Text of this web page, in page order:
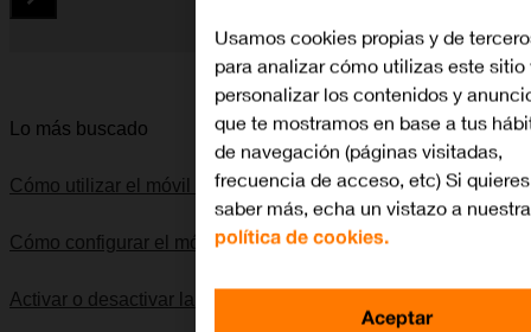
Diapositiva 1 de 5. Xiaomi Redmi Note 13 Pro+ 5G - Black -
Lo más buscado
Cómo utilizar el móvil como punto de acceso Wi-Fi
Cómo configurar el móvil para internet
Activar o desactivar la itinerancia de datos
Usamos cookies propias y de
para analizar cómo utilizas este sitio
personalizar los contenidos y
que te mostramos en base a tus
de navegación (páginas visitadas,
frecuencia de acceso, etc) Si quieres
saber más, echa un vistazo a nuestra
política de cookies.
Aceptar